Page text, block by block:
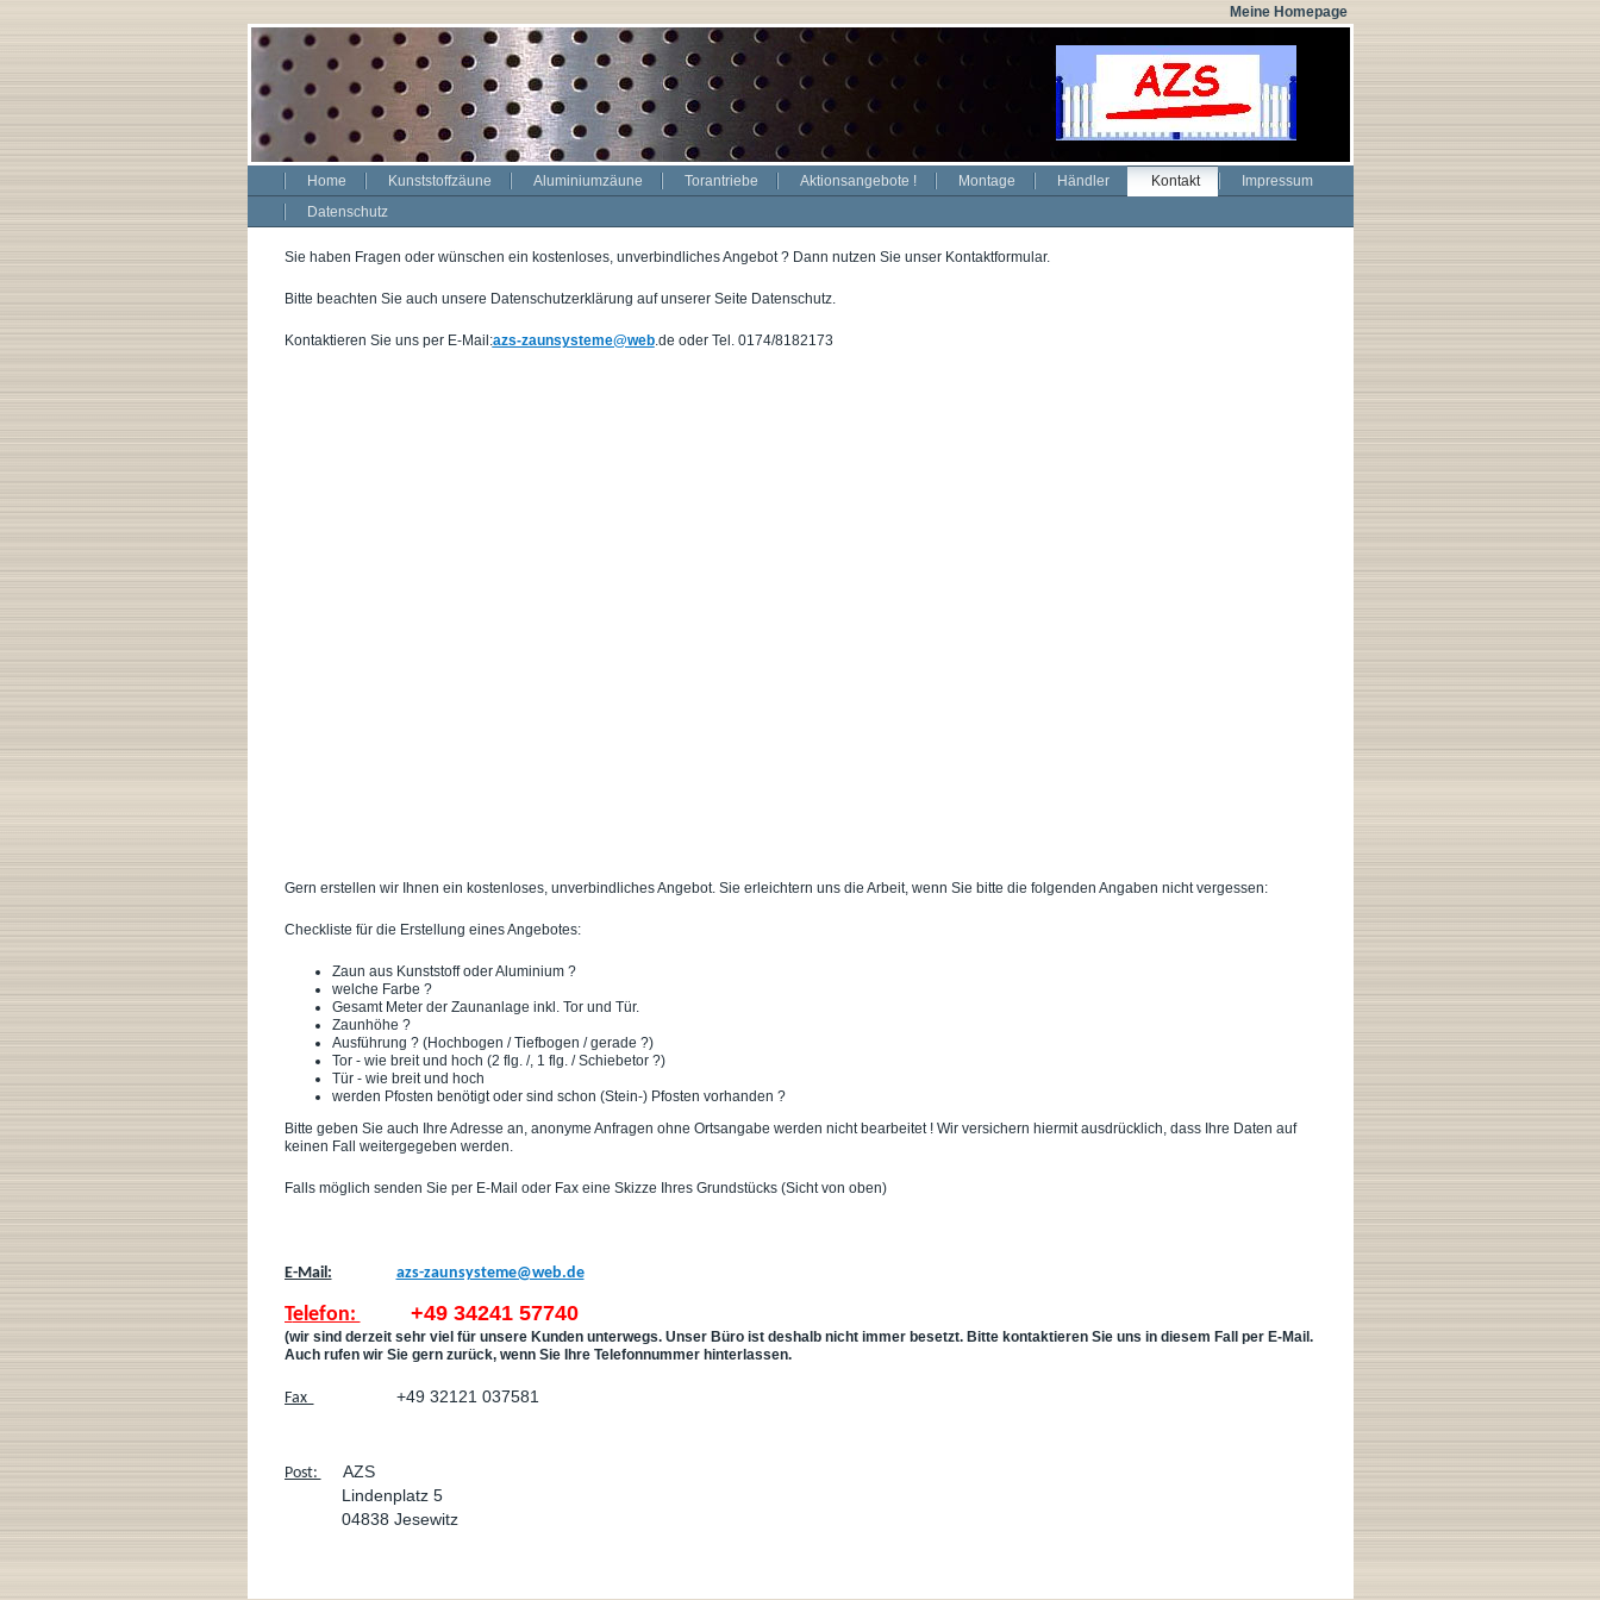
Meine Homepage
Home Kunststoffzäune Aluminiumzäune Torantriebe Aktionsangebote ! Montage Händler Kontakt
Impressum
Datenschutz
Sie haben Fragen oder wünschen ein kostenloses, unverbindliches Angebot ? Dann nutzen Sie unser Kontaktformular.
Bitte beachten Sie auch unsere Datenschutzerklärung auf unserer Seite Datenschutz.
Kontaktieren Sie uns per E-Mail:azs-zaunsysteme@web.de oder Tel. 0174/8182173
Gern erstellen wir Ihnen ein kostenloses, unverbindliches Angebot. Sie erleichtern uns die Arbeit, wenn Sie bitte die folgenden Angaben nicht vergessen:
Checkliste für die Erstellung eines Angebotes:
Zaun aus Kunststoff oder Aluminium ?
welche Farbe ?
Gesamt Meter der Zaunanlage inkl. Tor und Tür.
Zaunhöhe ?
Ausführung ? (Hochbogen / Tiefbogen / gerade ?)
Tor - wie breit und hoch (2 flg. /, 1 flg. / Schiebetor ?)
Tür - wie breit und hoch
werden Pfosten benötigt oder sind schon (Stein-) Pfosten vorhanden ?
Bitte geben Sie auch Ihre Adresse an, anonyme Anfragen ohne Ortsangabe werden nicht bearbeitet ! Wir versichern hiermit ausdrücklich, dass Ihre Daten auf
keinen Fall weitergegeben werden.
Falls möglich senden Sie per E-Mail oder Fax eine Skizze Ihres Grundstücks (Sicht von oben)
E-Mail: azs-zaunsysteme@web.de
Telefon: +49 34241 57740
(wir sind derzeit sehr viel für unsere Kunden unterwegs. Unser Büro ist deshalb nicht immer besetzt. Bitte kontaktieren Sie uns in diesem Fall per E-Mail.
Auch rufen wir Sie gern zurück, wenn Sie Ihre Telefonnummer hinterlassen.
Fax +49 32121 037581
Post:
AZS
Lindenplatz 5
04838 Jesewitz